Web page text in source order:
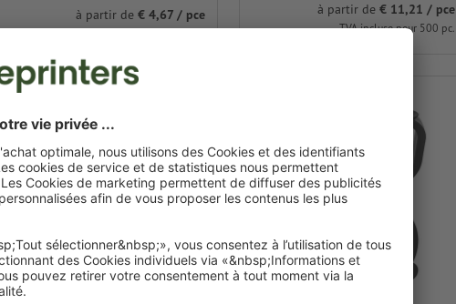
à partir de € 4,67 / pce à partir de€ 11,21 / pce
TVA incluse pour 500 pc.